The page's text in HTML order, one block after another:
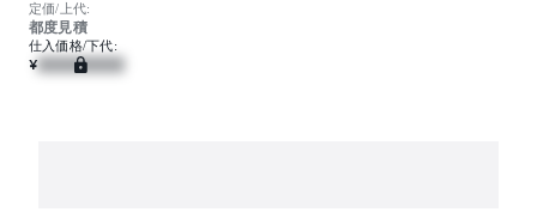
定価/上代:
都度見積
仕入価格/下代:
¥